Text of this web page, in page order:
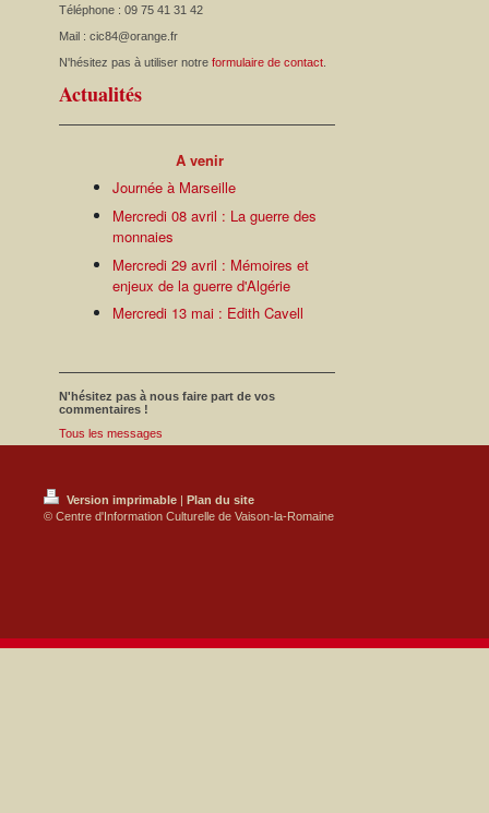
Téléphone : 09 75 41 31 42
Mail : cic84@orange.fr
N'hésitez pas à utiliser notre formulaire de contact
Actualités
A venir
Journée à Marseille
Mercredi 08 avril : La guerre des
monnaies
Mercredi 29 avril : Mémoires et
enjeux de la guerre d'Algérie
Mercredi 13 mai : Edith Cavell
N'hésitez pas à nous faire part de vos
commentaires !
Tous les messages
Version imprimable | Plan du site
© Centre d'Information Culturelle de Vaison-la-Romaine